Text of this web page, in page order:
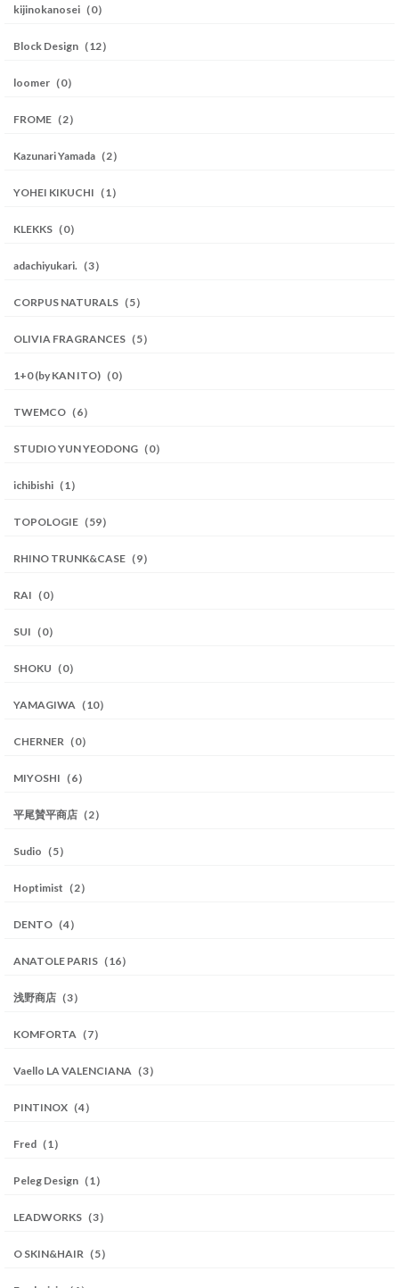
kijinokanosei（0）
Block Design（12）
loomer（0）
FROME（2）
Kazunari Yamada（2）
YOHEI KIKUCHI（1）
KLEKKS（0）
adachiyukari.（3）
CORPUS NATURALS（5）
OLIVIA FRAGRANCES（5）
1+0 (by KAN ITO)（0）
TWEMCO（6）
STUDIO YUN YEODONG（0）
ichibishi（1）
TOPOLOGIE（59）
RHINO TRUNK&CASE（9）
RAI（0）
SUI（0）
SHOKU（0）
YAMAGIWA（10）
CHERNER（0）
MIYOSHI（6）
平尾賛平商店（2）
Sudio（5）
Hoptimist（2）
DENTO（4）
ANATOLE PARIS（16）
浅野商店（3）
KOMFORTA（7）
Vaello LA VALENCIANA（3）
PINTINOX（4）
Fred（1）
Peleg Design（1）
LEADWORKS（3）
O SKIN&HAIR（5）